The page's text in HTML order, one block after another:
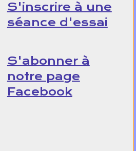
S'inscrire à une
séance d'essai
S'abonner à
notre page
Facebook